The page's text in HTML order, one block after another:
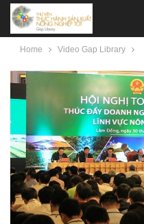
Home Video Gap Library